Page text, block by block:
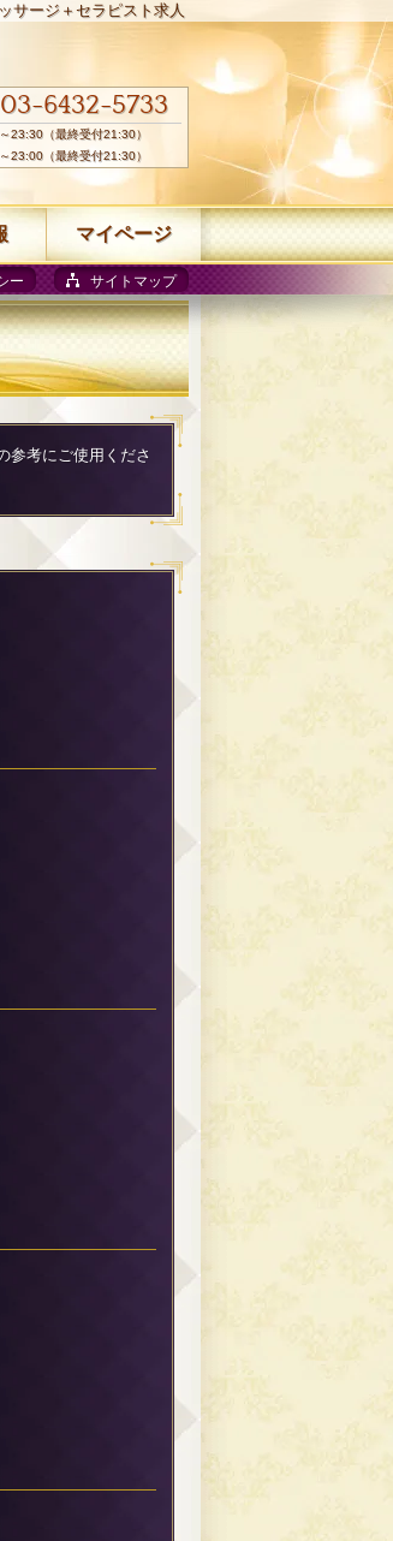
サージ＋セラピスト求人
ー サイトマップ
参考にご使用くださ
03-6432-5733
23:30（最終受付21:30）
23:00（最終受付21:30）
マイページ